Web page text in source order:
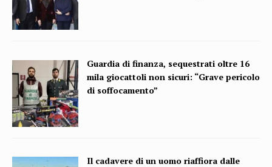
Guardia di finanza, sequestrati oltre 16
mila giocattoli non sicuri: “Grave pericolo
di soffocamento”
Il cadavere di un uomo riaffiora dalle